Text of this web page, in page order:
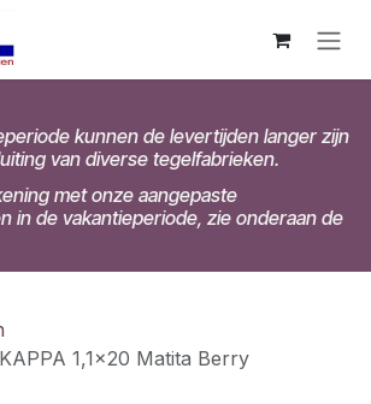
kunnen de levertijden langer zijn
van diverse tegelfabrieken.
met onze aangepaste
in de vakantieperiode, zie onderaan de
1,1x20 Matita Berry